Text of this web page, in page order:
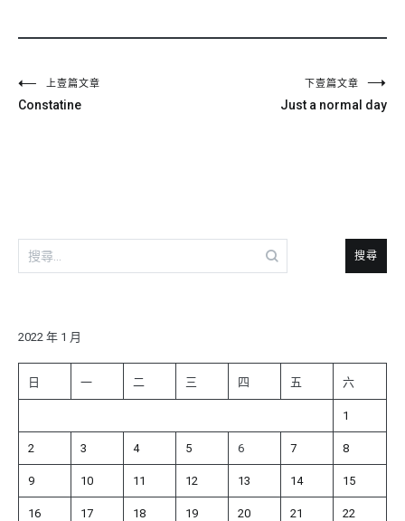
文
章
上壹篇文章
Constatine
下壹篇文章
Just a normal day
搜
尋
字:
2022 年 1 月
日 一 二 三 四 五 六
1
2 3 4 5 6 7 8
9 10 11 12 13 14 15
16 17 18 19 20 21 22